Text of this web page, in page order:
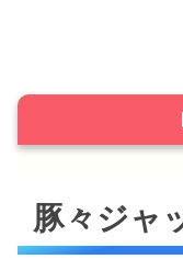
豚々ジャッキ
豚々ジャ